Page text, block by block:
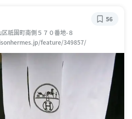
祇園町南側５７０番地-８
feature/349857/
56